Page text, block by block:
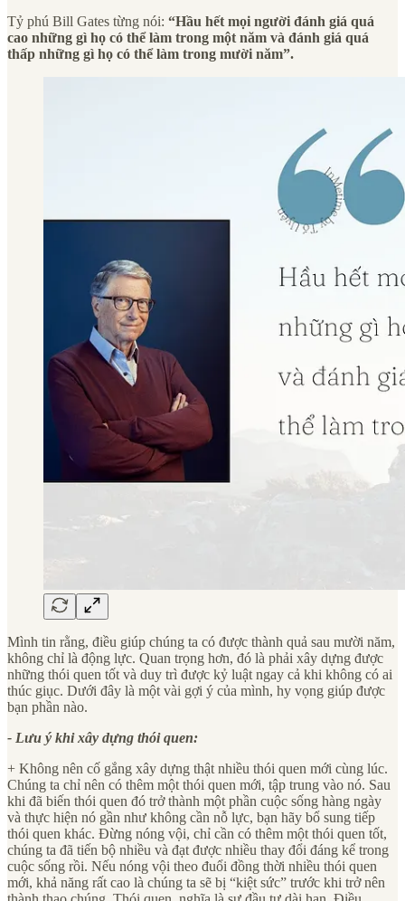
Tỷ phú Bill Gates từng nói: “Hầu hết mọi người đánh giá quá
cao những gì họ có thể làm trong một năm và đánh giá quá
thấp những gì họ có thể làm trong mười năm”.
Mình tin rằng, điều giúp chúng ta có được thành quả sau mười năm,
không chỉ là động lực. Quan trọng hơn, đó là phải xây dựng được
những thói quen tốt và duy trì được kỷ luật ngay cả khi không có ai
thúc giục. Dưới đây là một vài gợi ý của mình, hy vọng giúp được
bạn phần nào.
- Lưu ý khi xây dựng thói quen:
+ Không nên cố gắng xây dựng thật nhiều thói quen mới cùng lúc.
Chúng ta chỉ nên có thêm một thói quen mới, tập trung vào nó. Sau
khi đã biến thói quen đó trở thành một phần cuộc sống hàng ngày
và thực hiện nó gần như không cần nỗ lực, bạn hãy bổ sung tiếp
thói quen khác. Đừng nóng vội, chỉ cần có thêm một thói quen tốt,
chúng ta đã tiến bộ nhiều và đạt được nhiều thay đổi đáng kể trong
cuộc sống rồi. Nếu nóng vội theo đuổi đồng thời nhiều thói quen
mới, khả năng rất cao là chúng ta sẽ bị “kiệt sức” trước khi trở nên